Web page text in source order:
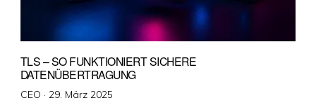
TLS – SO FUNKTIONIERT SICHERE
DATENÜBERTRAGUNG
CEO · Veröffentlicht
29. März 2025